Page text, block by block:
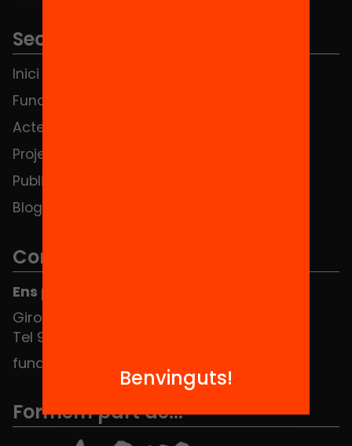
Seccions
Inici
Fundació
Actes
Projectes
Publicacions i vídeos
Blog
Contacte
Ens pots trobar al Hub Social
Girona 34, interior 08010 Barcelona
Tel 934 588 700
fundacio@equitat.org
Formem part de...
Benvinguts!